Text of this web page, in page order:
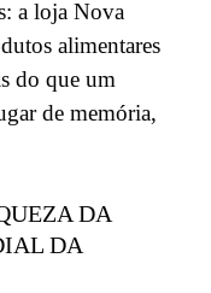
a loja Nova
alimentares
do que um
de memória,
DA
DA